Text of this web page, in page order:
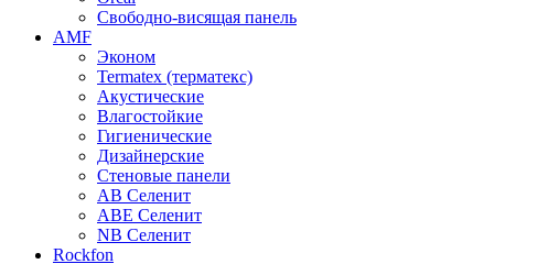
Свободно-висящая панель
AMF
Эконом
Termatex (терматекс)
Акустические
Влагостойкие
Гигиенические
Дизайнерские
Стеновые панели
AB Селенит
ABE Селенит
NB Селенит
Rockfon